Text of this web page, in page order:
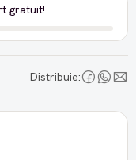
gratuit!
Distribuie: